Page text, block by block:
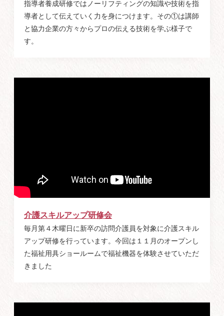
指導者養成研修ではノーリフティングの知識や技術を指
導者として伝えていく力を身につけます。その①は講師
と協力企業の方々からプロの伝える技術を学ぶ様子で
す。
介護スキルアップ研修会
毎月第４木曜日に新卒の訪問介護員を対象に介護スキル
アップ研修を行っています。今回は１１月のオープンし
た福祉用具ショールームで福祉機器を体験させていただ
きました